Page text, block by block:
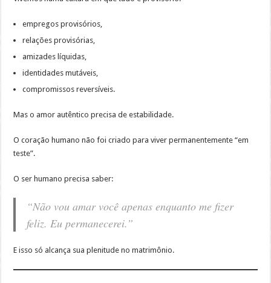
empregos provisórios,
relações provisórias,
amizades líquidas,
identidades mutáveis,
compromissos reversíveis.
Mas o amor autêntico precisa de estabilidade.
O coração humano não foi criado para viver permanentemente “em
teste”.
O ser humano precisa saber:
“Não vou amar você apenas enquanto me fizer
feliz. Eu permanecerei.”
E isso só alcança sua plenitude no matrimônio.